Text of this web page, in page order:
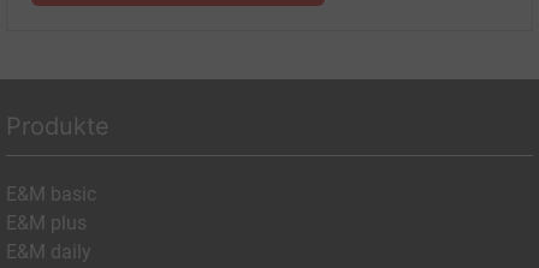
Produkte
E&M basic
E&M plus
E&M daily